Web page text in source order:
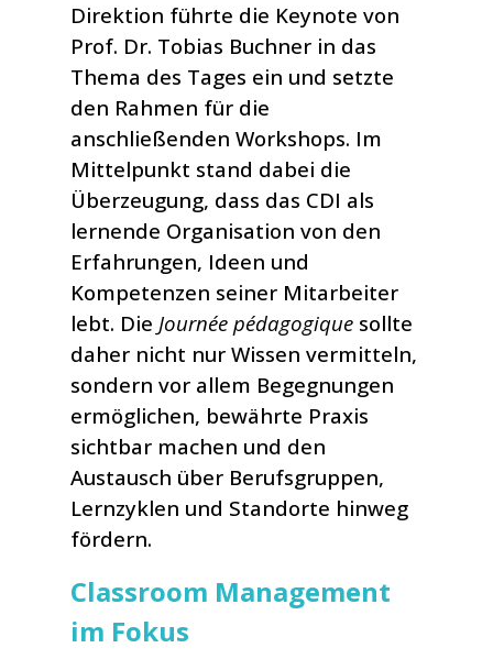
Direktion führte die Keynote von
Prof. Dr. Tobias Buchner in das
Thema des Tages ein und setzte
den Rahmen für die
anschließenden Workshops. Im
Mittelpunkt stand dabei die
Überzeugung, dass das CDI als
lernende Organisation von den
Erfahrungen, Ideen und
Kompetenzen seiner Mitarbeiter
lebt. Die Journée pédagogique sollte
daher nicht nur Wissen vermitteln,
sondern vor allem Begegnungen
ermöglichen, bewährte Praxis
sichtbar machen und den
Austausch über Berufsgruppen,
Lernzyklen und Standorte hinweg
fördern.
Classroom Management
im Fokus